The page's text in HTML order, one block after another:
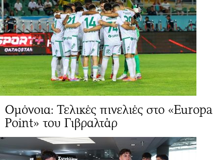
Ομόνοια: Τελικές πινελιές στο «Europa
Point» του Γιβραλτάρ